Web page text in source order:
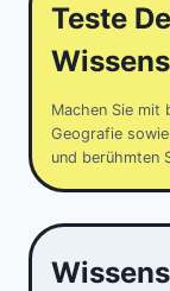
Teste
Machen Sie mit
Geografie
und berühmten